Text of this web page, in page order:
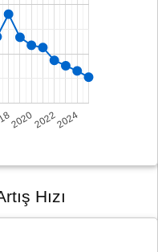
202020222024
Hızı